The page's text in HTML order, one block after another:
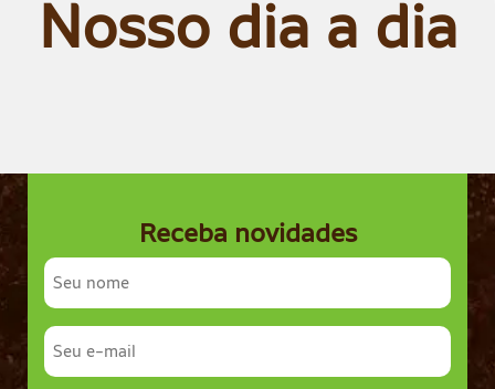
Nosso dia a dia
Receba novidades